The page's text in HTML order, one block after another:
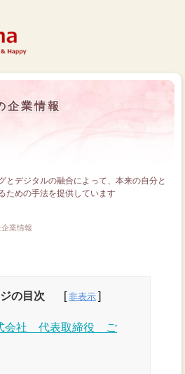
企業情報
とデジタルの融合によって、本来の自分と
ための手法を提供しています
業情報
の目次
会社 代表取締役 ご